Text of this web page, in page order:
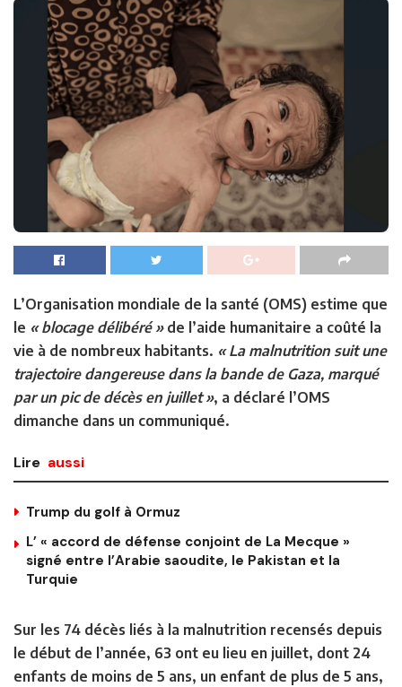
L’Organisation mondiale de la santé (OMS) estime que
le « blocage délibéré »de l’aide humanitaire a coûté la
vie à de nombreux habitants. « La malnutrition suit une
trajectoire dangereuse dans la bande de Gaza, marqué
par un pic de décès en juillet », a déclaré l’OMS
dimanche dans un communiqué.
Lire aussi
Trump du golf à Ormuz
L’ « accord de défense conjoint de La Mecque »
signé entre l’Arabie saoudite, le Pakistan et la
Turquie
Sur les 74 décès liés à la malnutrition recensés depuis
le début de l’année, 63 ont eu lieu en juillet, dont 24
enfants de moins de 5 ans, un enfant de plus de 5 ans,